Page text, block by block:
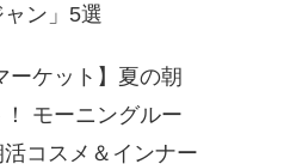
ン」5選
ーケット】夏の朝
モーニングルー
コスメ＆インナー